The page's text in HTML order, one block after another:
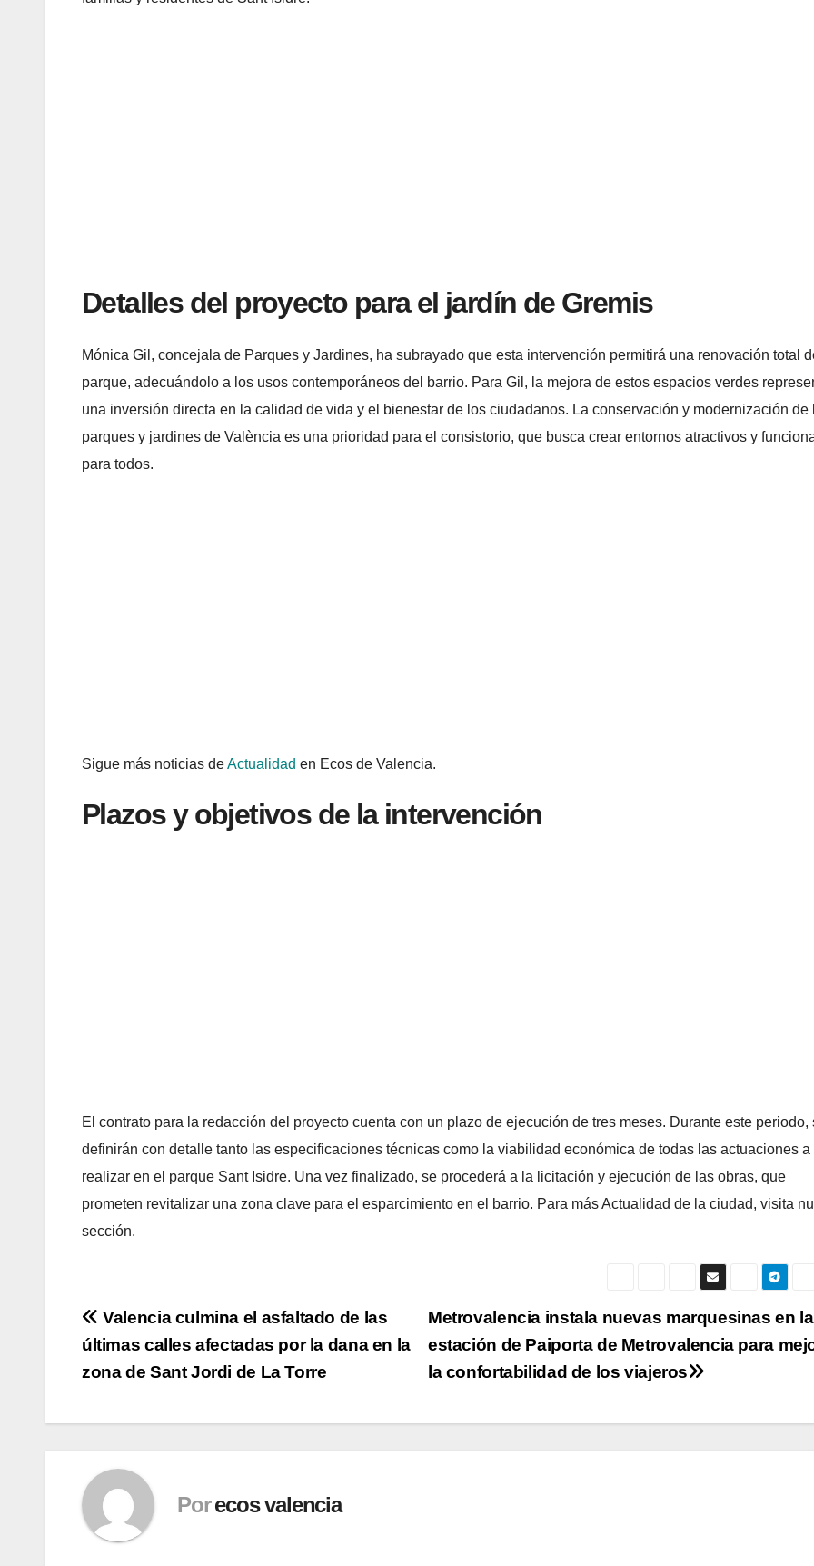
Detalles del proyecto para el jardín de Gremis
Mónica Gil, concejala de Parques y Jardines, ha subrayado que esta intervención permitirá una renovación total
parque, adecuándolo a los usos contemporáneos del barrio. Para Gil, la mejora de estos espacios verdes
una inversión directa en la calidad de vida y el bienestar de los ciudadanos. La conservación y modernización de
parques y jardines de València es una prioridad para el consistorio, que busca crear entornos atractivos y
para todos.
Sigue más noticias deActualidad en Ecos de Valencia.
Plazos y objetivos de la intervención
El contrato para la redacción del proyecto cuenta con un plazo de ejecución de tres meses. Durante este periodo,
definirán con detalle tanto las especificaciones técnicas como la viabilidad económica de todas las actuaciones a
realizar en el parque Sant Isidre. Una vez finalizado, se procederá a la licitación y ejecución de las obras, que
prometen revitalizar una zona clave para el esparcimiento en el barrio. Para más Actualidad de la ciudad, visita
sección.
Navegación
de
Metrovalencia instala nuevas marquesinas en la
estación de Paiporta de Metrovalencia para
la confortabilidad de los viajeros
Valencia culmina el asfaltado de las
últimas calles afectadas por la dana en la
zona de Sant Jordi de La Torre
Por ecos valencia